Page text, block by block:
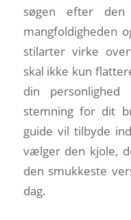
søgen efter den
mangfoldigheden
stilarter virke
skal ikke kun
din
stemning for dit
guide vil tilbyde
vælger den kjole,
den smukkeste
dag.